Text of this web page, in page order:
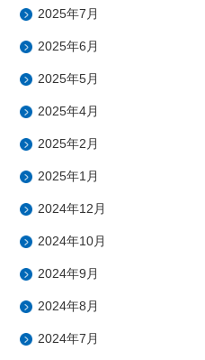
2025年7月
2025年6月
2025年5月
2025年4月
2025年2月
2025年1月
2024年12月
2024年10月
2024年9月
2024年8月
2024年7月